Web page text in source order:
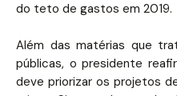
do teto de gastos em 2019.
Além das matérias que
públicas, o presidente
deve priorizar os projetos